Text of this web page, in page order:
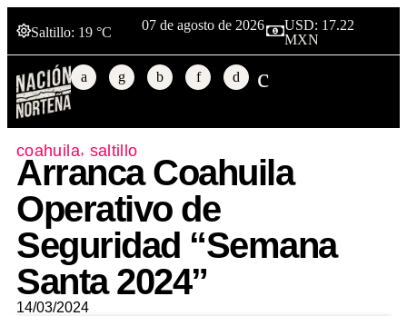
Saltillo: 19 °C 07 de agosto de 2026
USD: 17.22
MXN
coahuila, saltillo
Arranca Coahuila
Operativo de
Seguridad “Semana
Santa 2024”
14/03/2024